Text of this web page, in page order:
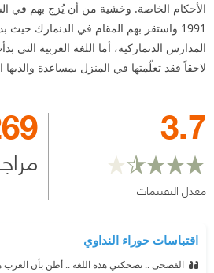
الأحكام الخاصة. وخشية من أن يُزج بهم في
1991 واستقر بهم المقام في الدنمارك حيث
المدارس الدنماركية، أما اللغة العربية التي
لاحقاً فقد تعلّمتها في المنزل بمساعدة والديها
3.7
معدل التقييمات
اقتباسات حوراء النداوي
الفصحى .. تضحكني هذه اللغة .. أظن بأن العرب